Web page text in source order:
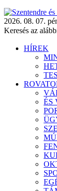
2026. 08. 07.
Keresés az
HÍREK
ÉS